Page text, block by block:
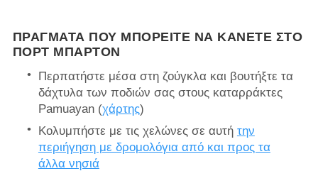
ΠΡΆΓΜΑΤΑ ΠΟΥ ΜΠΟΡΕΊΤΕ ΝΑ ΚΆΝΕΤΕ ΣΤΟ
ΠΟΡΤ ΜΠΆΡΤΟΝ
Περπατήστε μέσα στη ζούγκλα και βουτήξτε τα
δάχτυλα των ποδιών σας στους καταρράκτες
Pamuayan (χάρτης)
Κολυμπήστε με τις χελώνες σε αυτή την
περιήγηση με δρομολόγια από και προς τα
άλλα νησιά